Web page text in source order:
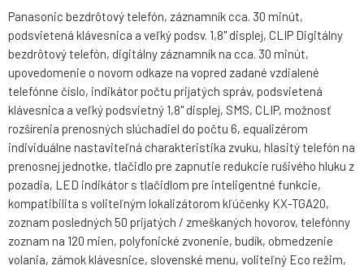
Panasonic bezdrôtový telefón, záznamník cca. 30 minút,
podsvietená klávesnica a veľký podsv. 1,8" displej, CLIP Digitálny
bezdrôtový telefón, digitálny záznamník na cca. 30 minút,
upovedomenie o novom odkaze na vopred zadané vzdialené
telefónne číslo, indikátor počtu prijatých správ, podsvietená
klávesnica a veľký podsvietný 1,8" displej, SMS, CLIP, možnosť
rozšírenia prenosných slúchadiel do počtu 6, equalizérom
individuálne nastaviteľná charakteristika zvuku, hlasitý telefón na
prenosnej jednotke, tlačidlo pre zapnutie redukcie rušivého hluku z
pozadia, LED indikátor s tlačidlom pre inteligentné funkcie,
kompatibilita s voliteľným lokalizátorom kľúčenky KX-TGA20,
zoznam posledných 50 prijatých / zmeškaných hovorov, telefónny
zoznam na 120 mien, polyfonické zvonenie, budík, obmedzenie
volania, zámok klávesnice, slovenské menu, voliteľný Eco režim,